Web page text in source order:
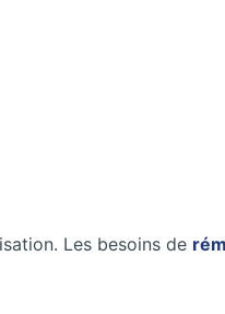
Les besoins de